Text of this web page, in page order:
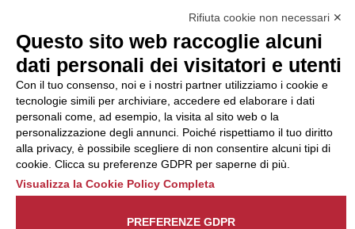
possibile presentare un
reclamo
all’Organismo di
Monitoraggio utilizzando
una delle modalità
descritte al seguente
indirizzo web
https://odm-
agenzielavoro.it/reclami/.
Rifiuta cookie non necessari ✕
Questo sito web raccoglie alcuni
dati personali dei visitatori e utenti
Con il tuo consenso, noi e i nostri partner utilizziamo i cookie e
tecnologie simili per archiviare, accedere ed elaborare i dati
personali come, ad esempio, la visita al sito web o la
personalizzazione degli annunci. Poiché rispettiamo il tuo diritto
alla privacy, è possibile scegliere di non consentire alcuni tipi di
cookie. Clicca su preferenze GDPR per saperne di più.
Visualizza la Cookie Policy Completa
PREFERENZE GDPR